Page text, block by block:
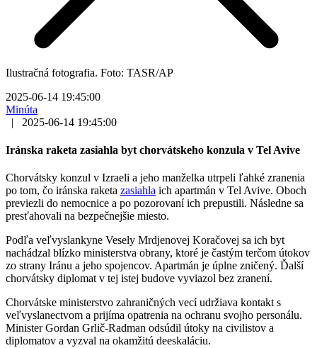
Ilustračná fotografia. Foto: TASR/AP
2025-06-14 19:45:00
Minúta
|
2025-06-14 19:45:00
Iránska raketa zasiahla byt chorvátskeho konzula v Tel Avive
Chorvátsky konzul v Izraeli a jeho manželka utrpeli ľahké zranenia
po tom, čo iránska raketa zasiahla ich apartmán v Tel Avive. Oboch
previezli do nemocnice a po pozorovaní ich prepustili. Následne sa
presťahovali na bezpečnejšie miesto.
Podľa veľvyslankyne Vesely Mrdjenovej Koračovej sa ich byt
nachádzal blízko ministerstva obrany, ktoré je častým terčom útokov
zo strany Iránu a jeho spojencov. Apartmán je úplne zničený. Ďalší
chorvátsky diplomat v tej istej budove vyviazol bez zranení.
Chorvátske ministerstvo zahraničných vecí udržiava kontakt s
veľvyslanectvom a prijíma opatrenia na ochranu svojho personálu.
Minister Gordan Grlič-Radman odsúdil útoky na civilistov a
diplomatov a vyzval na okamžitú deeskaláciu.